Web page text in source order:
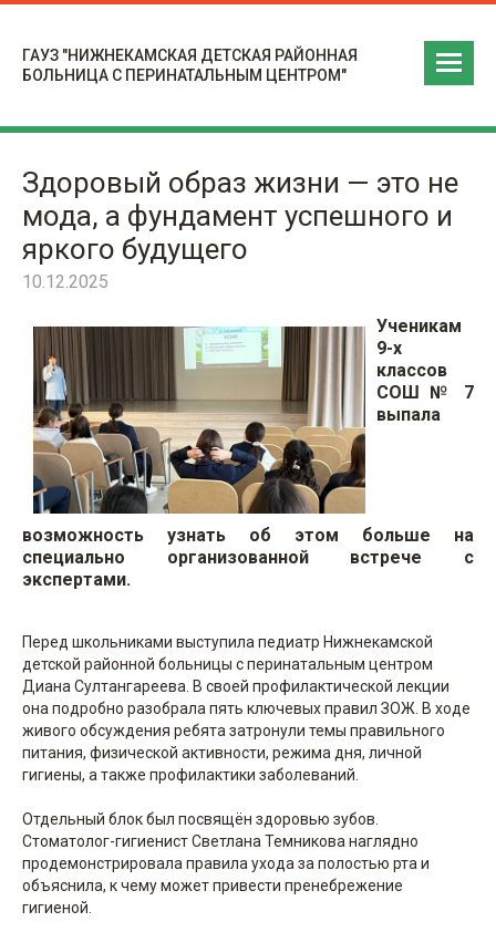
ГАУЗ "НИЖНЕКАМСКАЯ ДЕТСКАЯ РАЙОННАЯ
БОЛЬНИЦА С ПЕРИНАТАЛЬНЫМ ЦЕНТРОМ"
Здоровый образ жизни — это не
мода, а фундамент успешного и
яркого будущего
10.12.2025
Ученикам
9-х
классов
СОШ № 7
выпала
возможность узнать об этом больше на
специально организованной встрече с
экспертами.
Перед школьниками выступила педиатр Нижнекамской
детской районной больницы с перинатальным центром
Диана Султангареева. В своей профилактической лекции
она подробно разобрала пять ключевых правил ЗОЖ. В ходе
живого обсуждения ребята затронули темы правильного
питания, физической активности, режима дня, личной
гигиены, а также профилактики заболеваний.
Отдельный блок был посвящён здоровью зубов.
Стоматолог-гигиенист Светлана Темникова наглядно
продемонстрировала правила ухода за полостью рта и
объяснила, к чему может привести пренебрежение
гигиеной.